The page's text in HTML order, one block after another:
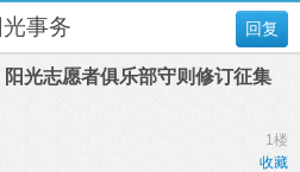
回复
光事务
光志愿者俱乐部守则修订征集
1楼
收藏